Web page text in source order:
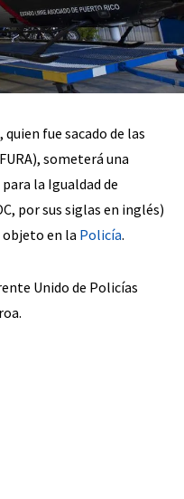
fue sacado de las
someterá una
la Igualdad de
por sus siglas en inglés)
en la Policía.
Unido de Policías